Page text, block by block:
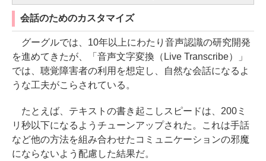
会話のためのカスタマイズ
グーグルでは、10年以上にわたり音声認識の研究開発
を進めてきたが、「音声文字変換（Live Transcribe）」
では、聴覚障害者の利用を想定し、自然な会話になるよ
うな工夫がこらされている。
たとえば、テキストの書き起こしスピードは、200ミ
リ秒以下になるようチューンアップされた。これは手話
など他の方法を組み合わせたコミュニケーションの邪魔
にならないよう配慮した結果だ。